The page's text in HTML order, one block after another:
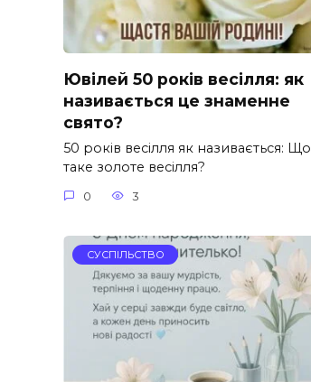
Ювілей 50 років весілля: як
називається це знаменне
свято?
50 років весілля як називається: Що
таке золоте весілля?
0 3
СУСПІЛЬСТВО